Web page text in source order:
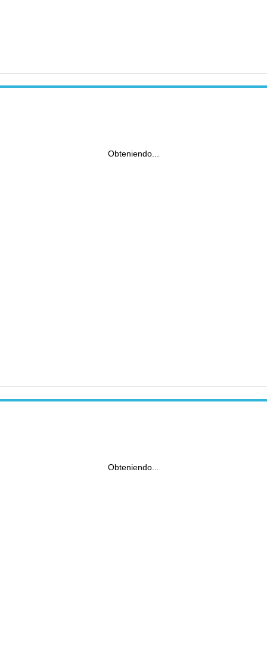
Obteniendo...
Obteniendo...